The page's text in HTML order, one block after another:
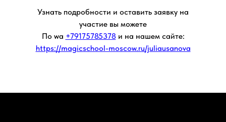
Узнать подробности и оставить заявку на
участие вы можете
По wa +79175785378и на нашем сайте:
https://magicschool-moscow.ru/juliausanova